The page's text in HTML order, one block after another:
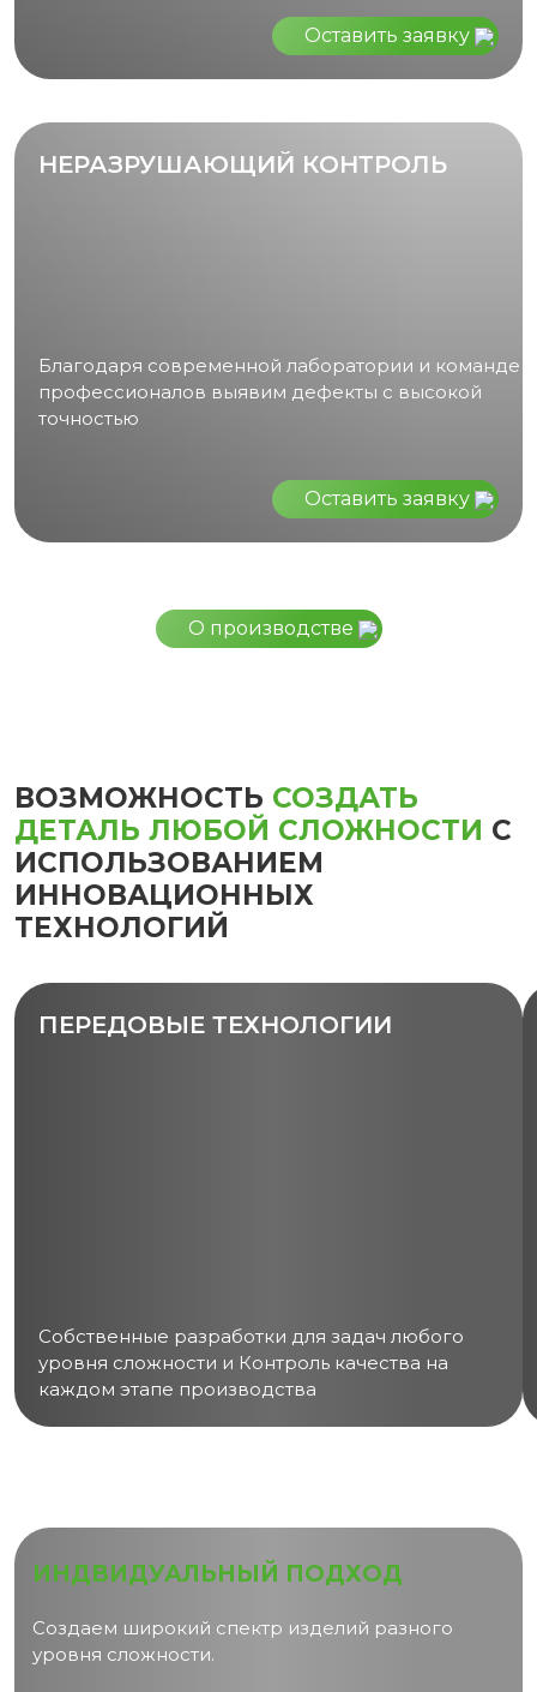
Оставить заявку
НЕРАЗРУШАЮЩИЙ КОНТРОЛЬ
Благодаря современной лаборатории и команде
профессионалов выявим дефекты с высокой
точностью
Оставить заявку
О производстве
ВОЗМОЖНОСТЬ СОЗДАТЬ
ДЕТАЛЬ ЛЮБОЙ СЛОЖНОСТИ С
ИСПОЛЬЗОВАНИЕМ
ИННОВАЦИОННЫХ
ТЕХНОЛОГИЙ
ПЕРЕДОВЫЕ ТЕХНОЛОГИИ
Собственные разработки для задач любого
уровня сложности и Контроль качества на
каждом этапе производства
ИНДВИДУАЛЬНЫЙ ПОДХОД
Создаем широкий спектр изделий разного
уровня сложности.